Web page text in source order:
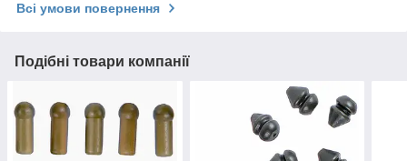
Всі умови повернення
Подібні товари компанії